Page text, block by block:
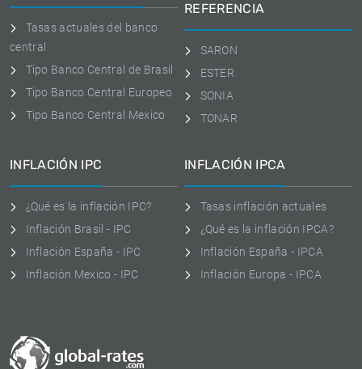
Tasas actuales del banco
central
Tipo Banco Central de Brasil
Tipo Banco Central Europeo
Tipo Banco Central Mexico
REFERENCIA
SARON
ESTER
SONIA
TONAR
INFLACIÓN IPC
¿Qué es la inflación IPC?
Inflación Brasil - IPC
Inflación España - IPC
Inflación Mexico - IPC
INFLACIÓN IPCA
Tasas inflación actuales
¿Qué es la inflación IPCA?
Inflación España - IPCA
Inflación Europa - IPCA